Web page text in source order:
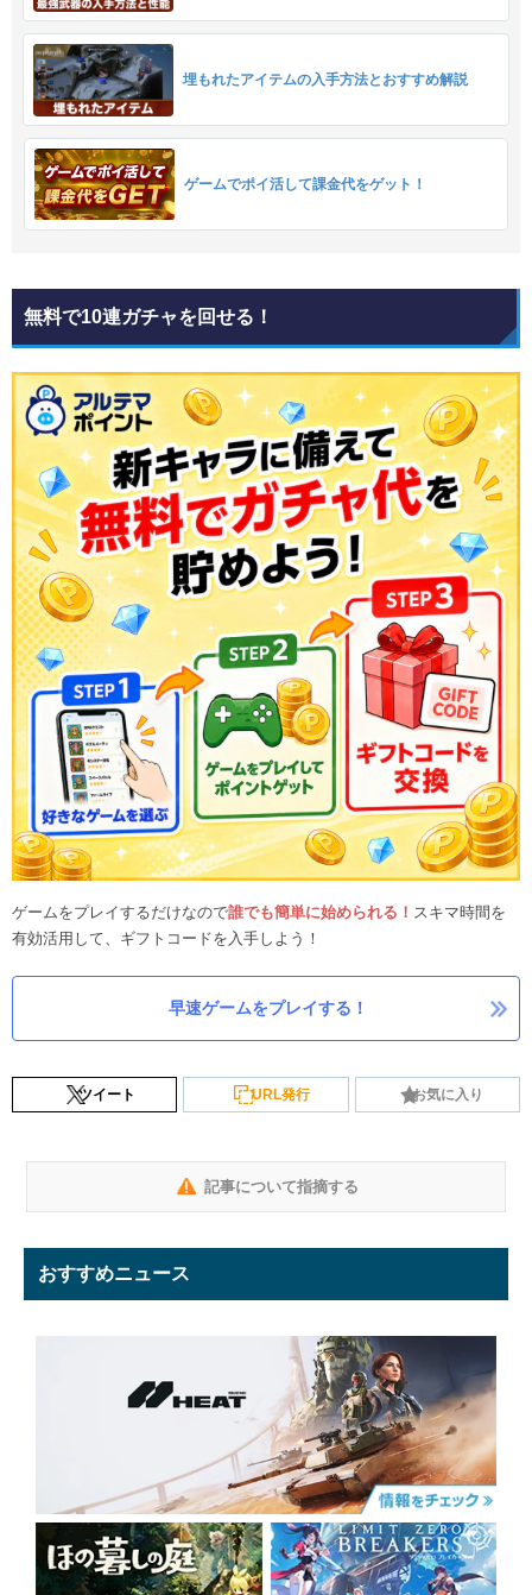
埋もれたアイテムの入手方法とおすすめ解説
ゲームでポイ活して課金代をゲット！
無料で10連ガチャを回せる！
ゲームをプレイするだけなので誰でも簡単に始められる！ スキマ時間を
有効活用して、ギフトコードを入手しよう！
早速ゲームをプレイする！
ツイート URL発行 お気に入り
記事について指摘する
おすすめニュース